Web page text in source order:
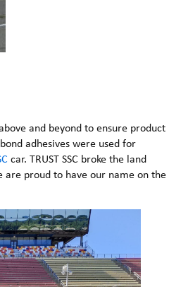
and beyond to ensure product
adhesives were used for
car. TRUST SSC broke the land
are proud to have our name on the